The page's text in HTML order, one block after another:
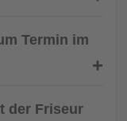
Termin im
der Friseur